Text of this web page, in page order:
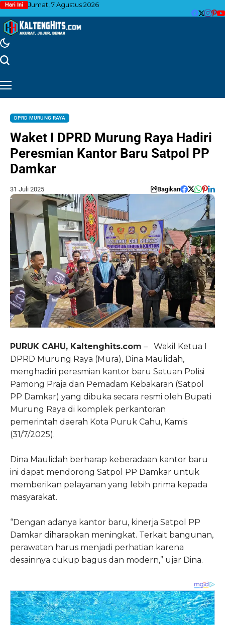
Hari Ini Jumat, 7 Agustus 2026
DPRD MURUNG RAYA
Waket I DPRD Murung Raya Hadiri
Peresmian Kantor Baru Satpol PP
Damkar
31 Juli 2025 Bagikan
PURUK CAHU, Kaltenghits.com – Wakil Ketua I
DPRD Murung Raya (Mura), Dina Maulidah,
menghadiri peresmian kantor baru Satuan Polisi
Pamong Praja dan Pemadam Kebakaran (Satpol
PP Damkar) yang dibuka secara resmi oleh Bupati
Murung Raya di komplek perkantoran
pemerintah daerah Kota Puruk Cahu, Kamis
(31/7/2025).
Dina Maulidah berharap keberadaan kantor baru
ini dapat mendorong Satpol PP Damkar untuk
memberikan pelayanan yang lebih prima kepada
masyarakat.
“Dengan adanya kantor baru, kinerja Satpol PP
Damkar diharapkan meningkat. Terkait bangunan,
perawatan harus menjadi perhatian karena
desainnya cukup bagus dan modern,” ujar Dina.